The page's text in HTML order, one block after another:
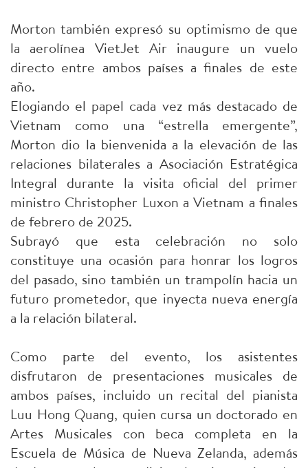
Morton también expresó su optimismo de que
la aerolínea VietJet Air inaugure un vuelo
directo entre ambos países a finales de este
año.
Elogiando el papel cada vez más destacado de
Vietnam como una “estrella emergente”,
Morton dio la bienvenida a la elevación de las
relaciones bilaterales a Asociación Estratégica
Integral durante la visita oficial del primer
ministro Christopher Luxon a Vietnam a finales
de febrero de 2025.
Subrayó que esta celebración no solo
constituye una ocasión para honrar los logros
del pasado, sino también un trampolín hacia un
futuro prometedor, que inyecta nueva energía
a la relación bilateral.
Como parte del evento, los asistentes
disfrutaron de presentaciones musicales de
ambos países, incluido un recital del pianista
Luu Hong Quang, quien cursa un doctorado en
Artes Musicales con beca completa en la
Escuela de Música de Nueva Zelanda, además